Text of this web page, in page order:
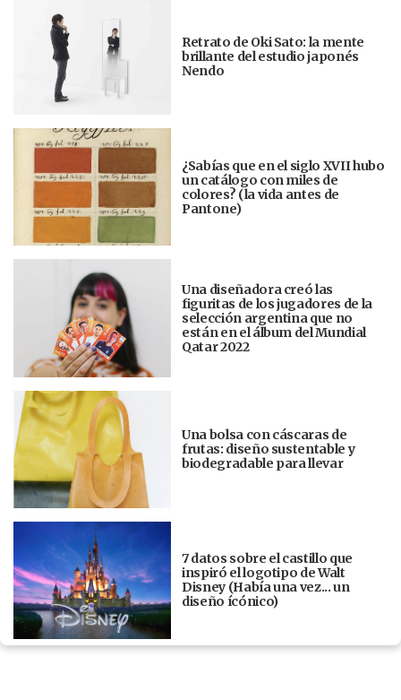
Retrato de Oki Sato: la mente
brillante del estudio japonés
Nendo
¿Sabías que en el siglo XVII hubo
un catálogo con miles de
colores? (la vida antes de
Pantone)
Una diseñadora creó las
figuritas de los jugadores de la
selección argentina que no
están en el álbum del Mundial
Qatar 2022
Una bolsa con cáscaras de
frutas: diseño sustentable y
biodegradable para llevar
7 datos sobre el castillo que
inspiró el logotipo de Walt
Disney (Había una vez... un
diseño ícónico)